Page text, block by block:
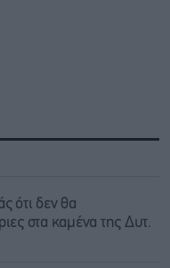
ότι δεν θα
στα καμένα της Δυτ.